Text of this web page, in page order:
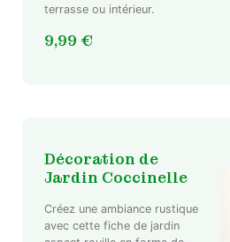
terrasse ou intérieur.
9,99 €
Décoration de
Jardin Coccinelle
Créez une ambiance rustique
avec cette fiche de jardin